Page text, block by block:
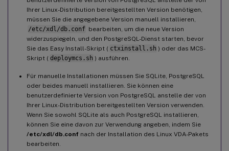
Ihrer Linux-Distribution bereitgestellten Version benötigen,
müssen Sie die angegebene Version manuell installieren,
/etc/xdl/db.conf bearbeiten, um die neue Version
widerzuspiegeln, und den PostgreSQL-Dienst starten, bevor
Sie das Easy Install-Skript ( ctxinstall.sh ) oder das MCS-
Skript ( deploymcs.sh ) ausführen.
Für manuelle Installationen müssen Sie SQLite, PostgreSQL
oder beides manuell installieren. Sie können eine
benutzerdefinierte Version von PostgreSQL anstelle der von
Ihrer Linux-Distribution bereitgestellten Version verwenden.
Wenn Sie sowohl SQLite als auch PostgreSQL installieren,
können Sie eine davon zur Verwendung angeben, indem Sie
/etc/xdl/db.conf nach der Installation des Linux VDA-Pakets
bearbeiten.